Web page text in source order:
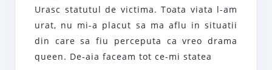
sa
fii
agresor
decat
Urasc statutul de victima. Toata viata l-am
urat, nu mi-a placut sa ma aflu in situatii
din care sa fiu perceputa ca vreo drama
queen. De-aia faceam tot ce-mi statea